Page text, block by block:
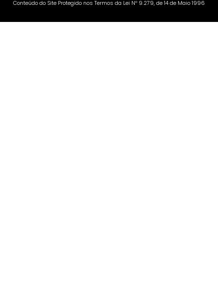
Conteúdo do Site Protegido nos Termos da Lei Nº 9.279, de 14 de Maio 1996